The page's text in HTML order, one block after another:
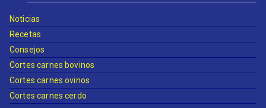
Noticias
Recetas
Consejos
Cortes carnes bovinos
Cortes carnes ovinos
Cortes carnes cerdo